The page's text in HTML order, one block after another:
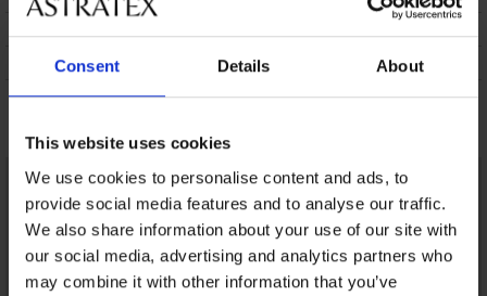
Consent Details About
This website uses cookies
We use cookies to personalise content and ads, to
provide social media features and to analyse our traffic.
We also share information about your use of our site with
our social media, advertising and analytics partners who
may combine it with other information that you’ve
ONDERHOUD EN WASSEN